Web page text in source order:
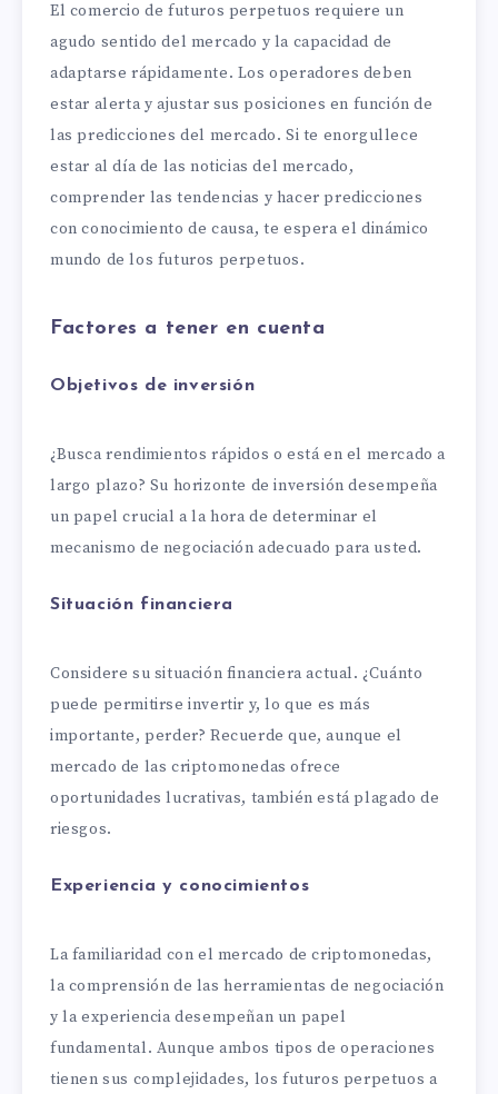
El comercio de futuros perpetuos requiere un
agudo sentido del mercado y la capacidad de
adaptarse rápidamente. Los operadores deben
estar alerta y ajustar sus posiciones en función de
las predicciones del mercado. Si te enorgullece
estar al día de las noticias del mercado,
comprender las tendencias y hacer predicciones
con conocimiento de causa, te espera el dinámico
mundo de los futuros perpetuos.
Factores a tener en cuenta
Objetivos de inversión
¿Busca rendimientos rápidos o está en el mercado a
largo plazo? Su horizonte de inversión desempeña
un papel crucial a la hora de determinar el
mecanismo de negociación adecuado para usted.
Situación financiera
Considere su situación financiera actual. ¿Cuánto
puede permitirse invertir y, lo que es más
importante, perder? Recuerde que, aunque el
mercado de las criptomonedas ofrece
oportunidades lucrativas, también está plagado de
riesgos.
Experiencia y conocimientos
La familiaridad con el mercado de criptomonedas,
la comprensión de las herramientas de negociación
y la experiencia desempeñan un papel
fundamental. Aunque ambos tipos de operaciones
tienen sus complejidades, los futuros perpetuos a